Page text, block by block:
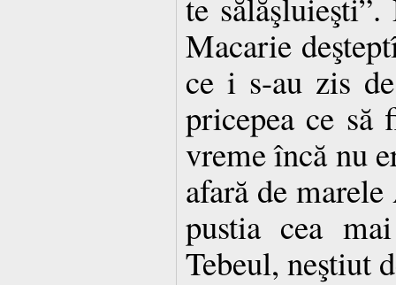
Macarie
ce i s-au zis
pricepea ce să
vreme încă nu
afară de
pustia cea
Tebeul, neştiut